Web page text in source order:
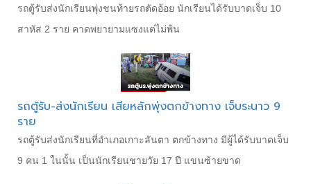
รถตู้รับส่งนักเรียนพุ่งชนท้ายรถตัดอ้อย นักเรียนได้รับบาดเจ็บ 10
สาหัส 2 ราย คาดพยายามแซงแต่ไม่พ้น
รถตู้รับ-ส่งนักเรียน เสียหลักพุ่งตกข้างทาง เจ็บระนาว 9
ราย
รถตู้รับส่งนักเรียนที่อำเภอเกาะลันตา ตกข้างทาง มีผู้ได้รับบาดเจ็บ
9 คน 1 ในนั้น เป็นนักเรียนชายวัย 17 ปี แขนซ้ายขาด